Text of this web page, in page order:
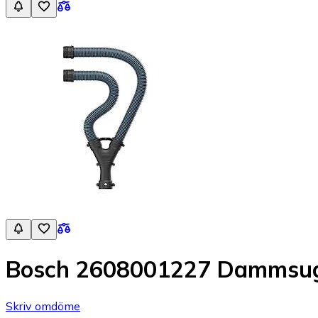
Bosch 2608001227
Skriv omdöme